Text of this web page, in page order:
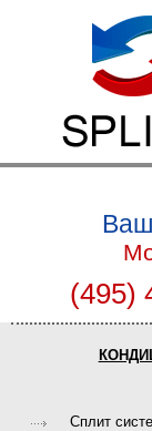
Ваш
(495)
Cплит